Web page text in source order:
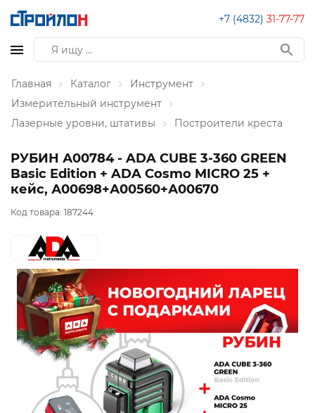
+7 (4832) 31-77-77
Главная Каталог
Инструмент
Измерительный инструмент
Лазерные уровни, штативы
Построители креста
РУБИН А00784 - ADA CUBE 3-360 GREEN
Basic Edition + ADA Cosmo MICRO 25 +
кейс, А00698+А00560+А00670
Код товара: 187244